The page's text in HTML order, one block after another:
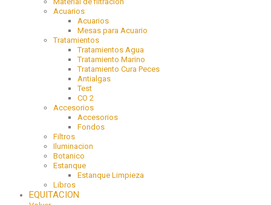
Acuarios
Acuarios
Mesas para Acuario
Tratamientos
Tratamientos Agua
Tratamiento Marino
Tratamiento Cura Peces
Antialgas
Test
CO 2
Accesorios
Accesorios
Fondos
Filtros
Iluminacion
Botanico
Estanque
Estanque Limpieza
Libros
EQUITACION